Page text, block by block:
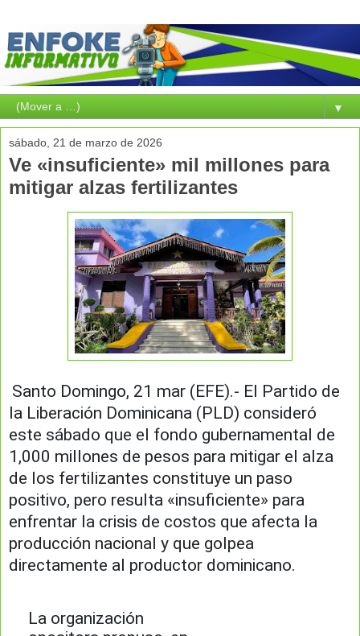
▼
sábado, 21 de marzo de 2026
Ve «insuficiente» mil millones para
mitigar alzas fertilizantes
Santo Domingo, 21 mar (EFE).- El Partido de
la Liberación Dominicana (PLD) consideró
este sábado que el fondo gubernamental de
1,000 millones de pesos para mitigar el alza
de los fertilizantes constituye un paso
positivo, pero resulta «insuficiente» para
enfrentar la crisis de costos que afecta la
producción nacional y que golpea
directamente al productor dominicano.
La organización